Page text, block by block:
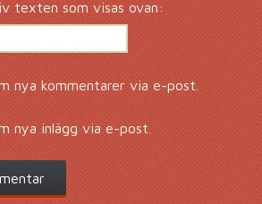
texten som visas ovan:
nya kommentarer via e-post.
nya inlägg via e-post.